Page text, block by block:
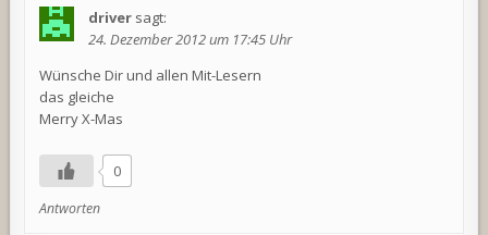
driver sagt:
24. Dezember 2012 um 17:45 Uhr
Wünsche Dir und allen Mit-Lesern
das gleiche
Merry X-Mas
0
Antworten